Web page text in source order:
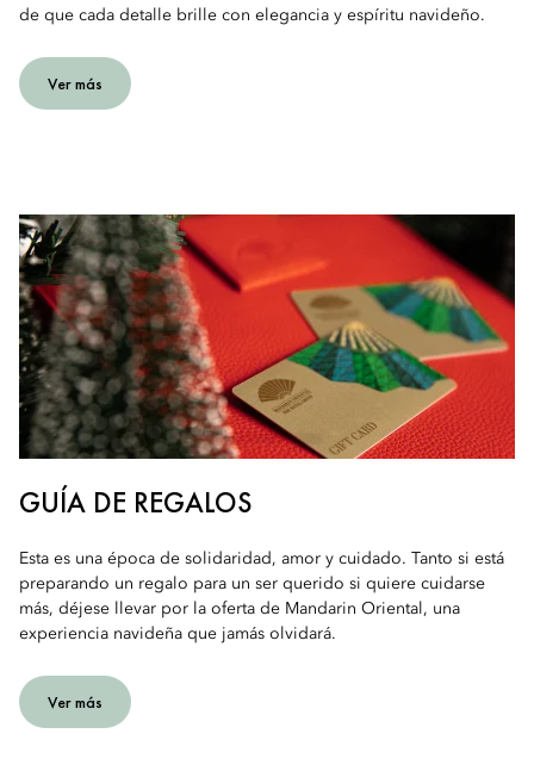
de que cada detalle brille con elegancia y espíritu navideño.
Ver más
GUÍA DE REGALOS
Esta es una época de solidaridad, amor y cuidado. Tanto si está
preparando un regalo para un ser querido si quiere cuidarse
más, déjese llevar por la oferta de Mandarin Oriental, una
experiencia navideña que jamás olvidará.
Ver más